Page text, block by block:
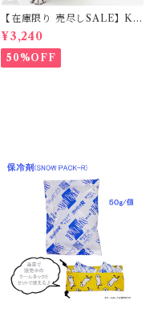
【在庫限り 売尽しSALE】K
M952Tダウンベスト 100%ダ
ウン・フェザー 犬 犬服 ダウン
ジャケット ベスト フレンチブ
ルドッグ 冬服 極暖 暖かい 可
¥3,240
50%OFF